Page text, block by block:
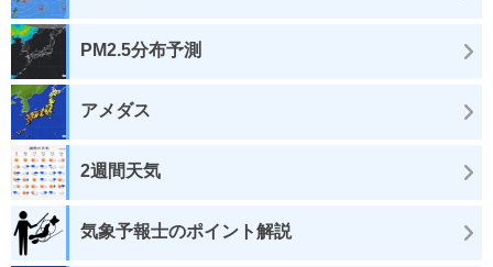
PM2.5分布予測
アメダス
2週間天気
気象予報士のポイント解説